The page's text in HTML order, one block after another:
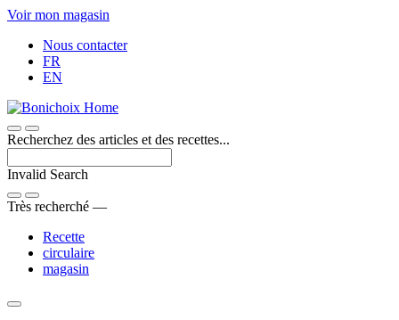
Passer
contenu
Voir mon magasin
Nous contacter
FR
EN
Recherchez des articles et des recettes...
Invalid Search
Submit
Très recherché —
Recette
circulaire
magasin